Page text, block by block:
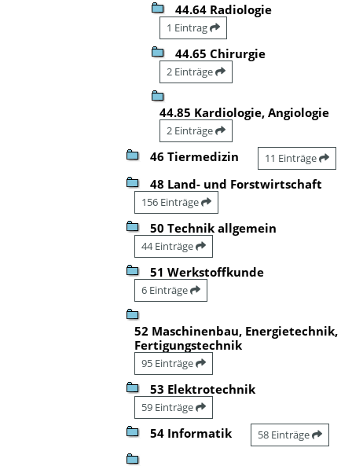
44.64 Radiologie
1 Eintrag
44.65 Chirurgie
2 Einträge
44.85 Kardiologie, Angiologie
2 Einträge
46 Tiermedizin 11 Einträge
48 Land- und Forstwirtschaft
156 Einträge
50 Technik allgemein
44 Einträge
51 Werkstoffkunde
6 Einträge
52 Maschinenbau, Energietechnik,
Fertigungstechnik
95 Einträge
53 Elektrotechnik
59 Einträge
54 Informatik 58 Einträge